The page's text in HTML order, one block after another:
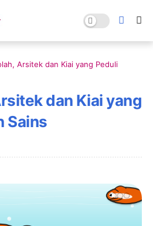
Arsitek dan Kiai yang Peduli
dan Kiai yang
Sains